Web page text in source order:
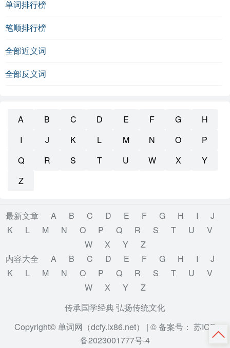
单词排行榜
笔顺排行榜
全部近义词
全部反义词
A B C D E F G
H
I
J K L M N O
P
Q
R S T U W X
Y
Z
最新文章 A B C D E F G H I
J
K
L M N O P Q R S T U
V
W
X Y
Z
内容大全
A B C D E F G H I
J
K
L M N O P Q R S T U
V
W
X Y
Z
传承国学经典 弘扬传统文化
Copyright© 单词网（dcfy.lx86.net） | © 备案号： 苏ICP
备2023001777号-4